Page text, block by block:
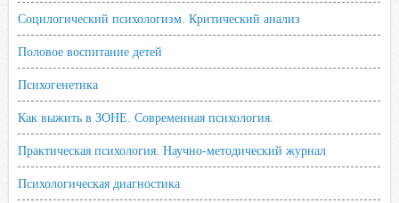
Социлогический психологизм. Критический анализ
Половое воспитание детей
Психогенетика
Как выжить в ЗОНЕ. Современная психология.
Практическая психология. Научно-методический журнал
Психологическая диагностика